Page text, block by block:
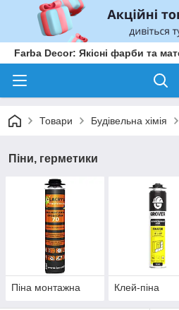
Farba Decor: Якісні фарби та
Товари Будівельна хімія
Піни, герметики
Піна монтажна Клей-піна